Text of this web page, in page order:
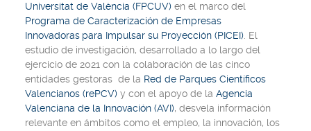
Universitat de València (FPCUV) en el marco del
Programa de Caracterización de Empresas
Innovadoras para Impulsar su Proyección (PICEI) . El
estudio de investigación, desarrollado a lo largo del
ejercicio de 2021 con la colaboración de las cinco
entidades gestoras de la Red de Parques Científicos
Valencianos (rePCV) y con el apoyo de la Agencia
Valenciana de la Innovación (AVI), desvela información
relevante en ámbitos como el empleo, la innovación, los